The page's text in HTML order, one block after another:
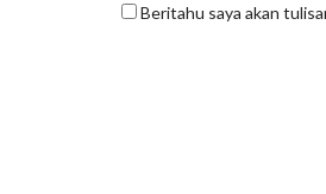
Beritahu saya akan